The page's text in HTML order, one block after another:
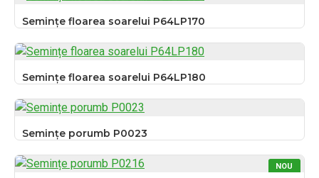
Semințe floarea soarelui P64LP170
Semințe floarea soarelui P64LP180
Semințe porumb P0023
NOU